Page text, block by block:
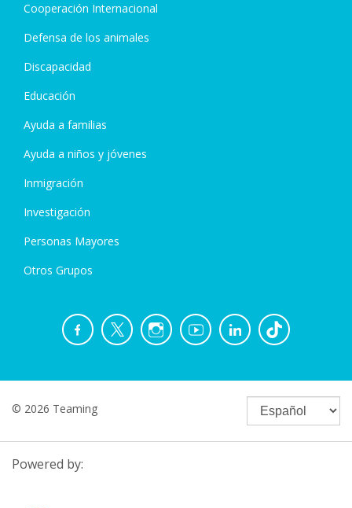
Cooperación Internacional
Defensa de los animales
Discapacidad
Educación
Ayuda a familias
Ayuda a niños y jóvenes
Inmigración
Investigación
Personas Mayores
Otros Grupos
© 2026 Teaming
Powered by: